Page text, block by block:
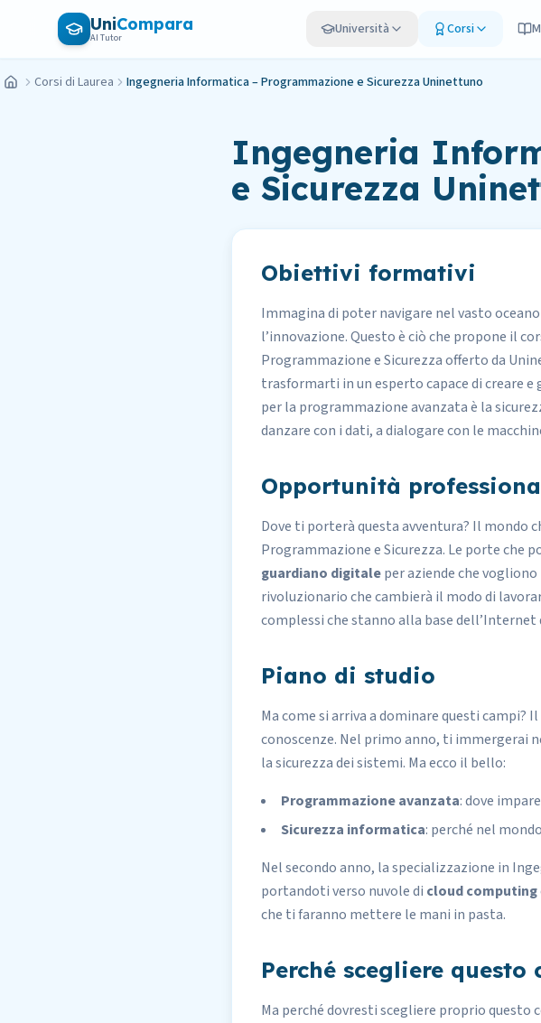
Vai al contenuto principale
UniCompara
AI Tutor Università Corsi
Home Corsi di Laurea Ingegneria Informatica – Programmazione e Sicurezza Uninettuno
Ingegneria
e Sicurezza
Obiettivi formativi
Immagina di poter navigare nel vasto
l’innovazione. Questo è ciò che propone il
Programmazione e Sicurezza offerto da
trasformarti in un esperto capace di creare
per la programmazione avanzata è la
danzare con i dati, a dialogare con le
Opportunità
Dove ti porterà questa avventura? Il mondo
Programmazione e Sicurezza. Le porte che
guardiano digitaleper aziende che
rivoluzionario che cambierà il modo di
complessi che stanno alla base
Piano di studio
Ma come si arriva a dominare questi
conoscenze. Nel primo anno, ti immergerai
la sicurezza dei sistemi. Ma ecco il bello:
Programmazione avanzata: dove
Sicurezza informatica: perché nel
Nel secondo anno, la specializzazione in
portandoti verso nuvole di cloud computing
che ti faranno mettere le mani in pasta.
Perché scegliere questo
Ma perché dovresti scegliere proprio questo